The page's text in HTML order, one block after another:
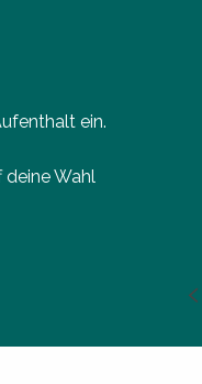
ein.
Wahl